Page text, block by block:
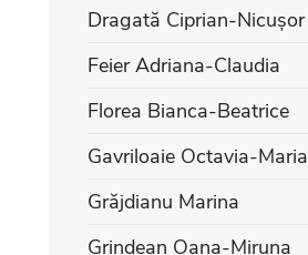
Dragată Ciprian-Nicușor
Feier Adriana-Claudia
Florea Bianca-Beatrice
Gavriloaie Octavia-Maria
Grăjdianu Marina
Grindean Oana-Miruna